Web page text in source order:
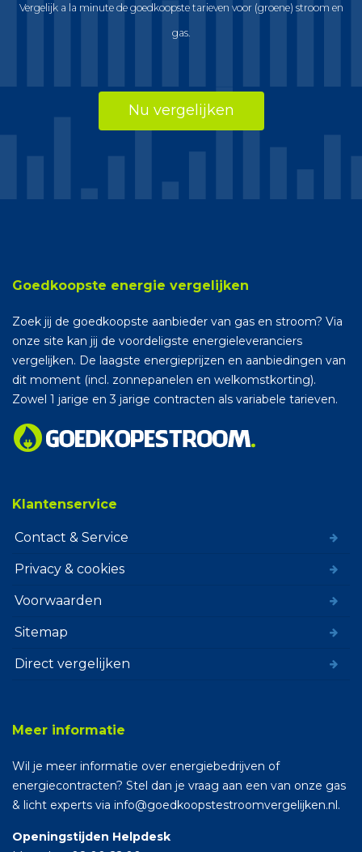
Vergelijk a la minute de goedkoopste tarieven voor (groene) stroom en
gas.
Nu vergelijken
Goedkoopste energie vergelijken
Zoek jij de goedkoopste aanbieder van gas en stroom? Via
onze site kan jij de voordeligste energieleveranciers
vergelijken. De laagste energieprijzen en aanbiedingen van
dit moment (incl. zonnepanelen en welkomstkorting).
Zowel 1 jarige en 3 jarige contracten als variabele tarieven.
Klantenservice
Contact & Service
Privacy & cookies
Voorwaarden
Sitemap
Direct vergelijken
Meer informatie
Wil je meer informatie over energiebedrijven of
energiecontracten? Stel dan je vraag aan een van onze gas
& licht experts via info@goedkoopstestroomvergelijken.nl.
Openingstijden Helpdesk